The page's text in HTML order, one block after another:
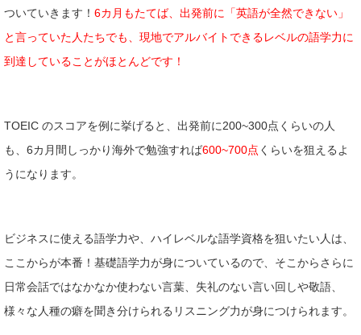
ついていきます！ 6カ月もたてば、出発前に「英語が全然できない」
と言っていた人たちでも、現地でアルバイトできるレベルの語学力に
到達していることがほとんどです！
TOEIC のスコアを例に挙げると、出発前に200~300点くらいの人
も、6カ月間しっかり海外で勉強すれば600~700点 くらいを狙えるよ
うになります。
ビジネスに使える語学力や、ハイレベルな語学資格を狙いたい人は、
ここからが本番！基礎語学力が身についているので、そこからさらに
日常会話ではなかなか使わない言葉、失礼のない言い回しや敬語、
様々な人種の癖を聞き分けられるリスニング力が身につけられます。